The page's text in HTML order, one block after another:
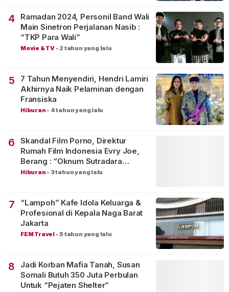
4
Ramadan 2024, Personil Band Wali
Main Sinetron Perjalanan Nasib :
“TKP Para Wali”
Movie & TV - 2 tahun yang lalu
5
7 Tahun Menyendiri, Hendri Lamiri
Akhirnya Naik Pelaminan dengan
Fransiska
Hiburan - 4 tahun yang lalu
6
Skandal Film Porno, Direktur
Rumah Film Indonesia Evry Joe,
Berang : “Oknum Sutradara
Merusak Perfilman Indonesia”!
Hiburan - 3 tahun yang lalu
7
“Lampoh” Kafe Idola Keluarga &
Profesional di Kepala Naga Barat
Jakarta
FEM Travel -5 tahun yang lalu
8
Jadi Korban Mafia Tanah, Susan
Somali Butuh 350 Juta Perbulan
Untuk “Pejaten Shelter”